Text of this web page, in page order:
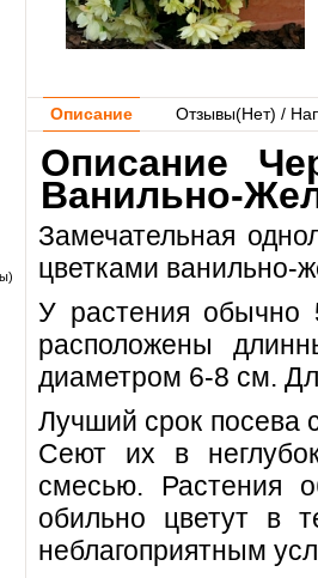
Описание Отзывы(Нет) /
Описание
Ванильно-
Замечательная
цветками ванильно-
У растения обычно
расположены
диаметром 6-8 см.
Лучший срок посева
Сеют их в
смесью. Растения
обильно цветут в
неблагоприятным